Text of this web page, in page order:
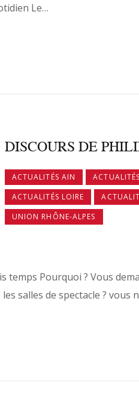
Le…
DISCOURS DE
ACTUALITÉS AIN
ACTUALITÉS LOIRE
UNION RHÔNE-ALPES
temps Pourquoi ? Vous
salles de spectacle ? vous